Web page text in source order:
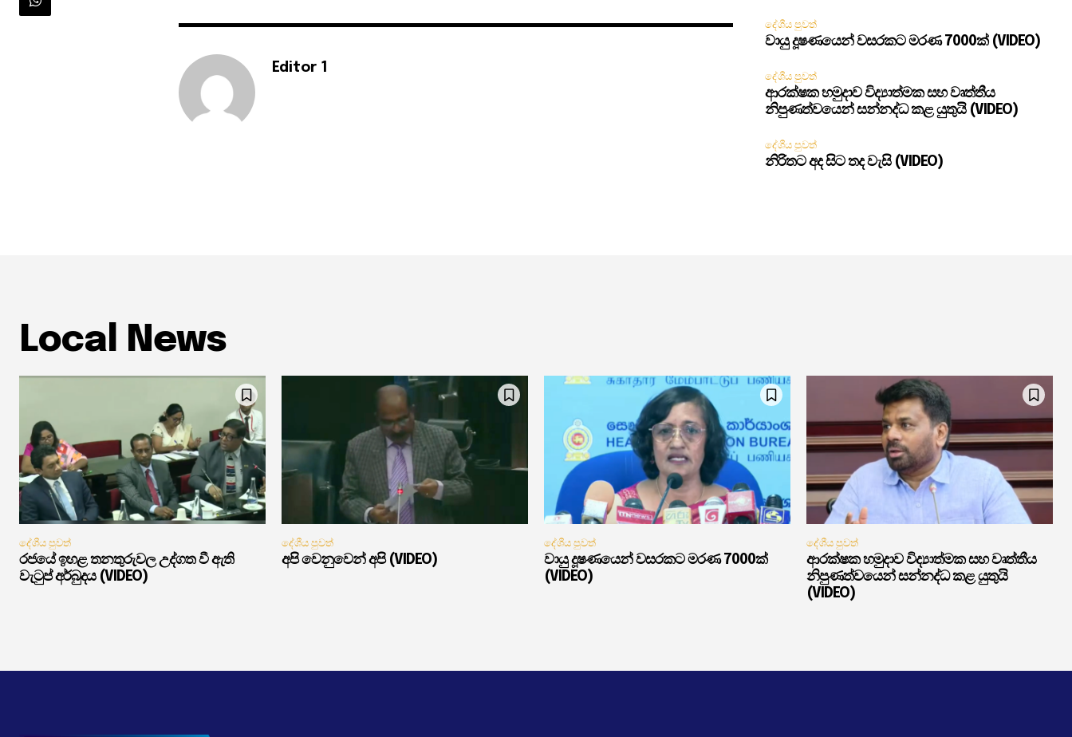
Editor 1
දේශීය පුවත්
වායු දූෂණයෙන් වසරකට මරණ 7000ක් (VIDEO)
දේශීය පුවත්
ආරක්ෂක හමුදාව විද්‍යාත්මක සහ වෘත්තීය
නිපුණත්වයෙන් සන්නද්ධ කළ යුතුයි (VIDEO)
දේශීය පුවත්
නිරිතට අද සිට තද වැසි (VIDEO)
Local News
දේශීය පුවත්
රජයේ ඉහළ තනතුරුවල උද්ගත වී ඇති
වැටුප් අර්බුදය (VIDEO)
දේශීය පුවත්
අපි වෙනුවෙන් අපි (VIDEO)
දේශීය පුවත්
වායු දූෂණයෙන් වසරකට මරණ 7000ක්
(VIDEO)
දේශීය පුවත්
ආරක්ෂක හමුදාව විද්‍යාත්මක සහ වෘත්තීය
නිපුණත්වයෙන් සන්නද්ධ කළ යුතුයි
(VIDEO)